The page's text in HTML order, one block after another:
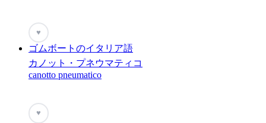
♥
ゴムボートのイタリア語
カノット・プネウマティコ
canotto pneumatico
♥